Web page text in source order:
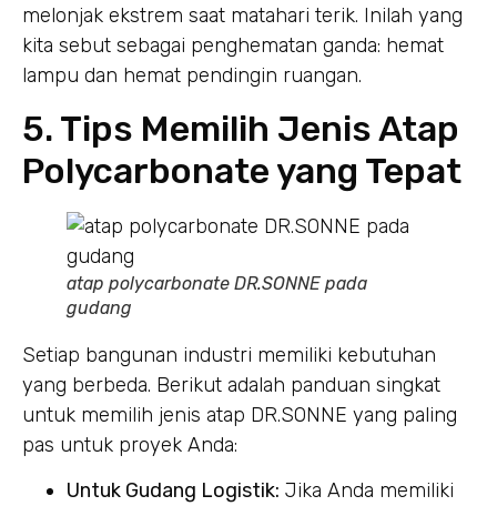
melonjak ekstrem saat matahari terik. Inilah yang
kita sebut sebagai penghematan ganda: hemat
lampu dan hemat pendingin ruangan.
5. Tips Memilih Jenis Atap
Polycarbonate yang Tepat
atap polycarbonate DR.SONNE pada
gudang
Setiap bangunan industri memiliki kebutuhan
yang berbeda. Berikut adalah panduan singkat
untuk memilih jenis atap DR.SONNE yang paling
pas untuk proyek Anda:
Untuk Gudang Logistik: Jika Anda memiliki